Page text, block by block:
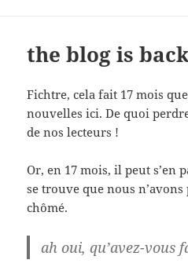
the blog is
Fichtre, cela fait 17 mois
nouvelles ici. De quoi
de nos lecteurs !
Or, en 17 mois, il peut s’en
se trouve que nous
chômé.
ah oui, qu’avez-vous